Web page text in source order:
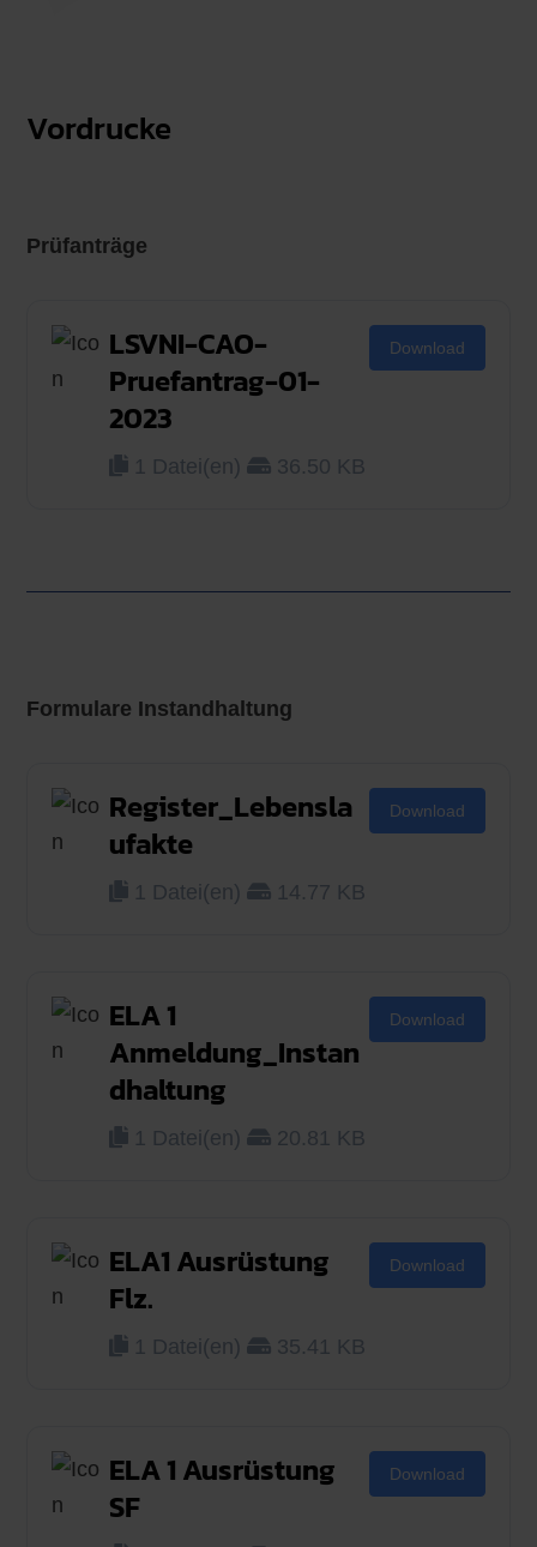
Vordrucke
Prüfanträge
LSVNI-CAO-
Pruefantrag-01-
2023
1 Datei(en) 36.50 KB
Download
Formulare Instandhaltung
Register_Lebensla
ufakte
1 Datei(en) 14.77 KB
Download
ELA 1
Anmeldung_Instan
dhaltung
1 Datei(en) 20.81 KB
Download
ELA1 Ausrüstung
Flz.
1 Datei(en) 35.41 KB
Download
ELA 1 Ausrüstung
SF
Download